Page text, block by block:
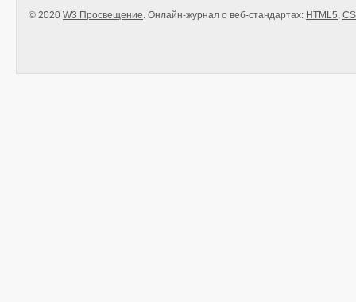
© 2020 W3 Просвещение . Онлайн-журнал о веб-стандартах: HTML5